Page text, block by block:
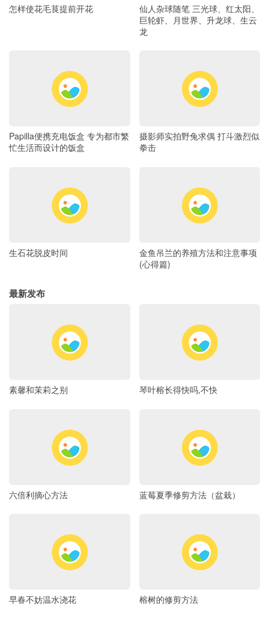
怎样使花毛茛提前开花
仙人杂球随笔 三光球、红太阳、
巨轮虾、月世界、升龙球、生云
龙
Papilla便携充电饭盒 专为都市繁
忙生活而设计的饭盒
摄影师实拍野兔求偶 打斗激烈似
拳击
生石花脱皮时间
金鱼吊兰的养殖方法和注意事项
(心得篇)
最新发布
素馨和茉莉之别 琴叶榕长得快吗,不快
六倍利摘心方法 蓝莓夏季修剪方法（盆栽）
早春不妨温水浇花 榕树的修剪方法